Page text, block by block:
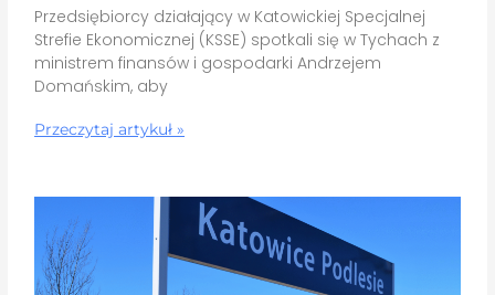
Przedsiębiorcy działający w Katowickiej Specjalnej
Strefie Ekonomicznej (KSSE) spotkali się w Tychach z
ministrem finansów i gospodarki Andrzejem
Domańskim, aby
Przeczytaj artykuł »